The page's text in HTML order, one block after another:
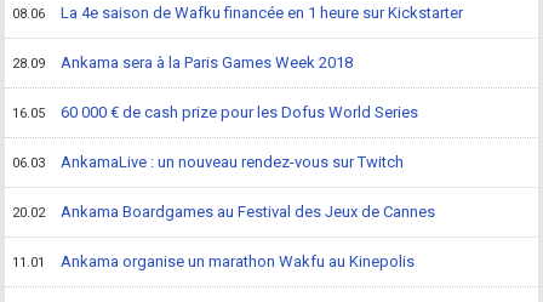
08.06 La 4e saison de Wafku financée en 1 heure sur Kickstarter
28.09 Ankama sera à la Paris Games Week 2018
16.05 60 000 € de cash prize pour les Dofus World Series
06.03 AnkamaLive : un nouveau rendez-vous sur Twitch
20.02 Ankama Boardgames au Festival des Jeux de Cannes
11.01 Ankama organise un marathon Wakfu au Kinepolis